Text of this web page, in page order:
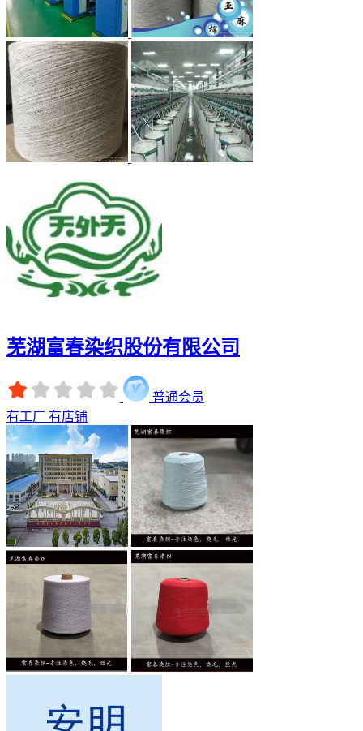
芜湖富春染织股份有限公司
普通会员
有工厂 有店铺